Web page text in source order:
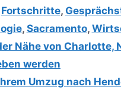
Fortschritte,
, Sacramento,
Nähe von Charlotte,
werden
Umzug nach